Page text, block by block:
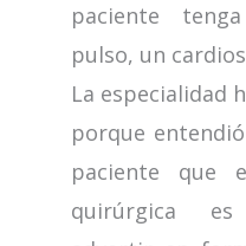
paciente
pulso, un
La especialidad
porque
paciente que
quirúrgica